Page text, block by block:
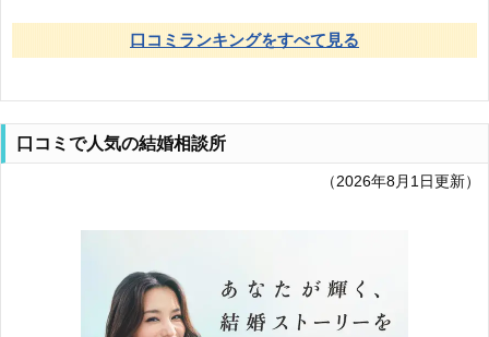
口コミランキングをすべて見る
口コミで人気の結婚相談所
（2026年8月1日更新）